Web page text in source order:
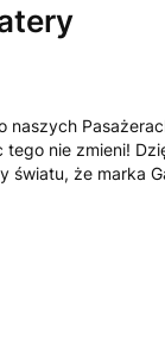
naszych
nie zmieni!
światu, że marka